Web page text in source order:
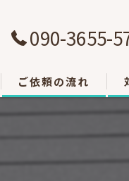
090-3655-
ご依頼の流れ